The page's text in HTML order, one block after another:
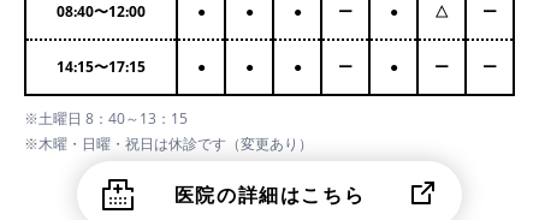
08:40〜12:00 ● ● ● ー ● △ ー
14:15〜17:15 ● ● ● ー ● ー ー
※土曜日 8：40～13：15
※木曜・日曜・祝日は休診です（変更あり）
医院の詳細はこちら